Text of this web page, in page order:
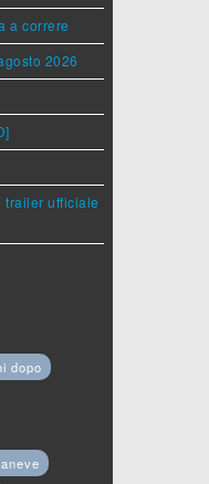
a correre
2026
trailer ufficiale
dopo